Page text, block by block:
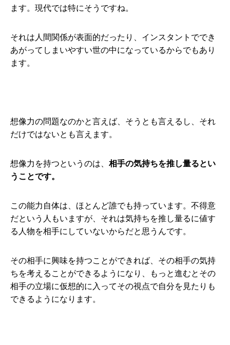
ます。現代では特にそうですね。
それは人間関係が表面的だったり、インスタントででき
あがってしまいやすい世の中になっているからでもあり
ます。
想像力の問題なのかと言えば、そうとも言えるし、それ
だけではないとも言えます。
想像力を持つというのは、 相手の気持ちを推し量るとい
うことです。
この能力自体は、ほとんど誰でも持っています。不得意
だという人もいますが、それは気持ちを推し量るに値す
る人物を相手にしていないからだと思うんです。
その相手に興味を持つことができれば、その相手の気持
ちを考えることができるようになり、もっと進むとその
相手の立場に仮想的に入ってその視点で自分を見たりも
できるようになります。